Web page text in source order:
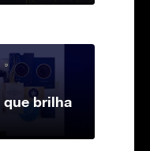
que brilha